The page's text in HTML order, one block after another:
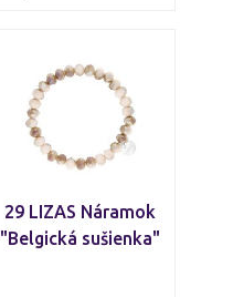
29 LIZAS Náramok
"Belgická sušienka"